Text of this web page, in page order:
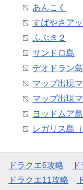
あんこく
すばやさア
ふぶき２
サンドロ島
デオドラン島
マップ出現
マップ出現
ヨッドムア島
レガリス島（
ドラクエ6攻略
ドラクエ11攻略